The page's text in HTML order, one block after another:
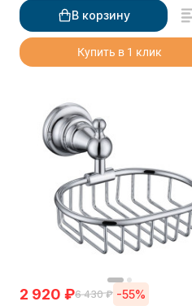
В корзину
Купить в 1 клик
2 920 ₽6 430 ₽ -55%